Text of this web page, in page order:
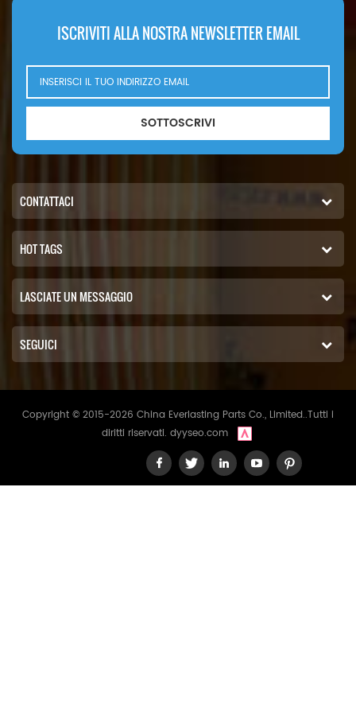
ISCRIVITI ALLA NOSTRA NEWSLETTER EMAIL
SOTTOSCRIVI
CONTATTACI
HOT TAGS
LASCIATE UN MESSAGGIO
SEGUICI
Copyright © 2015-2026 China Everlasting Parts Co., Limited..Tutti i
diritti riservati. dyyseo.com